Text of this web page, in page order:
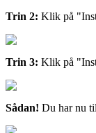
Trin 2: Klik på
Trin 3: Klik på
Sådan! Du har nu